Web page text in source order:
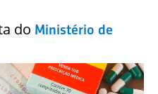
do Ministério de